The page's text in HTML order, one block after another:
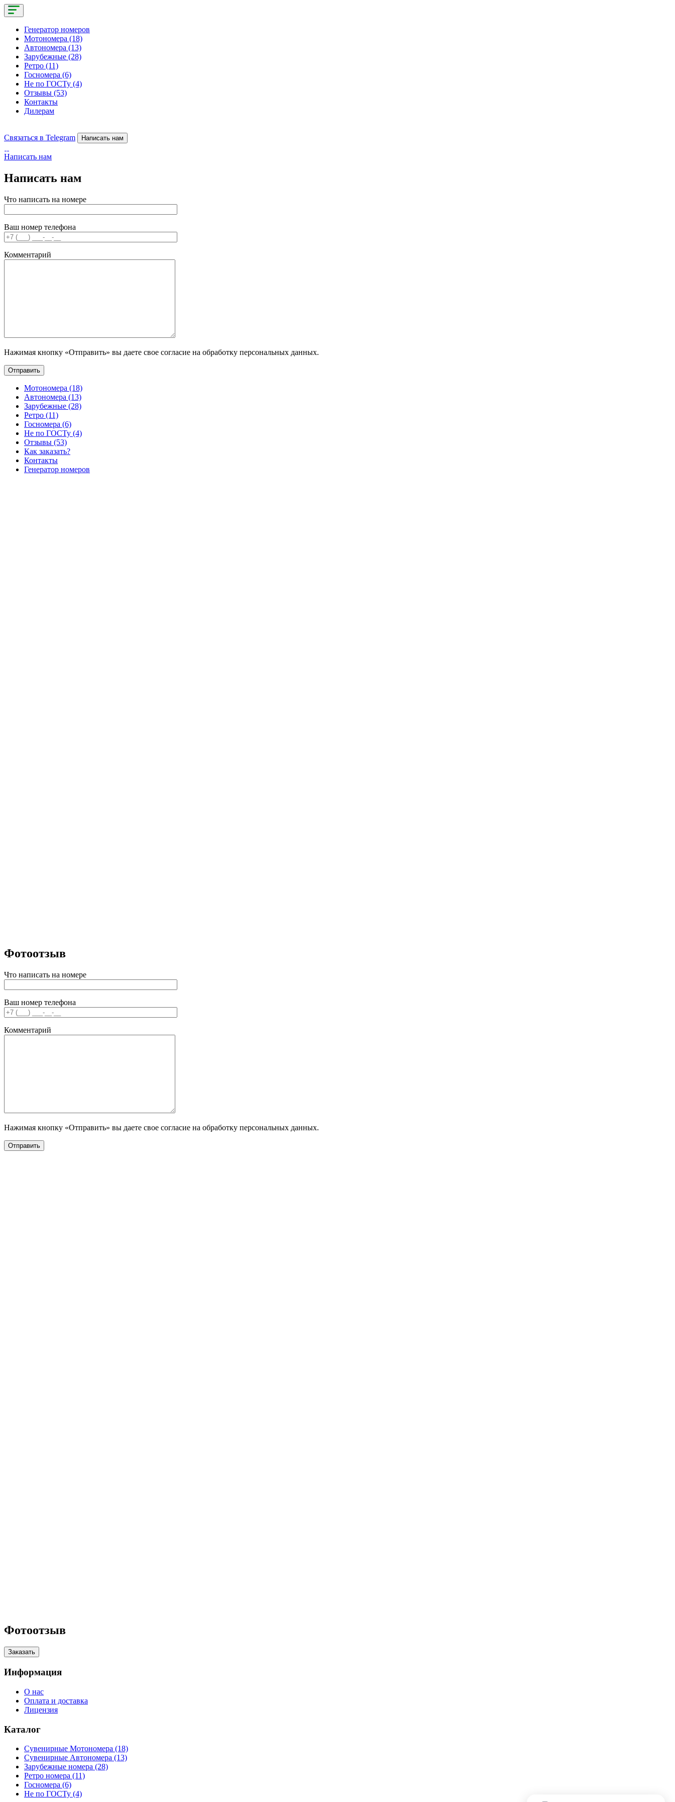
Генератор номеров
Мотономера (18)
Автономера (13)
Зарубежные (28)
Ретро (11)
Госномера (6)
Не по ГОСТу (4)
Отзывы (53)
Контакты
Дилерам
Связаться в Telegram Написать нам
Написать нам
Написать нам
Что написать на номере
Ваш номер телефона
Комментарий
Нажимая кнопку «Отправить» вы даете свое согласие на обработку персональных данных.
Мотономера (18)
Автономера (13)
Зарубежные (28)
Ретро (11)
Госномера (6)
Не по ГОСТу (4)
Отзывы (53)
Как заказать?
Контакты
Генератор номеров
Фотоотзыв
Что написать на номере
Ваш номер телефона
Комментарий
Нажимая кнопку «Отправить» вы даете свое согласие на обработку персональных данных.
Фотоотзыв
Заказать
Информация
О нас
Оплата и доставка
Лицензия
Каталог
Сувенирные Мотономера (18)
Сувенирные Автономера (13)
Зарубежные номера (28)
Ретро номера (11)
Госномера (6)
Не по ГОСТу (4)